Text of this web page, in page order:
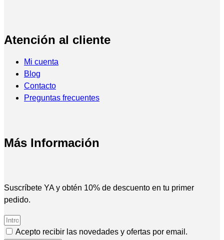
Atención al cliente
Mi cuenta
Blog
Contacto
Preguntas frecuentes
Más Información
Suscríbete YA y obtén 10% de descuento en tu primer
pedido.
Acepto recibir las novedades y ofertas por email.